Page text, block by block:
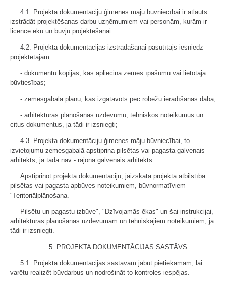
4.1. Projekta dokumentāciju ģimenes māju būvniecībai ir atļauts
izstrādāt projektēšanas darbu uzņēmumiem vai personām, kurām ir
licence ēku un būvju projektēšanai.
4.2. Projekta dokumentācijas izstrādāšanai pasūtītājs iesniedz
projektētājam:
- dokumentu kopijas, kas apliecina zemes īpašumu vai lietotāja
būvtiesības;
- zemesgabala plānu, kas izgatavots pēc robežu ierādīšanas dabā;
- arhitektūras plānošanas uzdevumu, tehniskos noteikumus un
citus dokumentus, ja tādi ir izsniegti;
4.3. Projekta dokumentāciju ģimenes māju būvniecībai, to
izvietojumu zemesgabalā apstiprina pilsētas vai pagasta galvenais
arhitekts, ja tāda nav - rajona galvenais arhitekts.
Apstiprinot projekta dokumentāciju, jāizskata projekta atbilstība
pilsētas vai pagasta apbūves noteikumiem, būvnormatīviem
"Teritoriālplānošana.
Pilsētu un pagastu izbūve", "Dzīvojamās ēkas" un šai instrukcijai,
arhitektūras plānošanas uzdevumam un tehniskajiem noteikumiem, ja
tādi ir izsniegti.
5. PROJEKTA DOKUMENTĀCIJAS SASTĀVS
5.1. Projekta dokumentācijas sastāvam jābūt pietiekamam, lai
varētu realizēt būvdarbus un nodrošināt to kontroles iespējas.